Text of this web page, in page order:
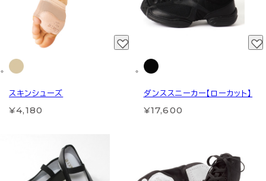
スキンシューズ
¥4,180
ダンススニーカー【ローカット】
¥17,600